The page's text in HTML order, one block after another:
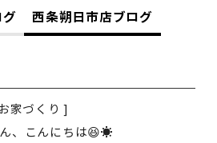
西条朔日市店ブログ
お家づくり ]
、こんにちは😆☀